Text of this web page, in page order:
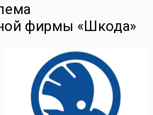
фирмы «Шкода»